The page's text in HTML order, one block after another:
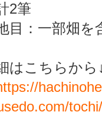
2筆
目：一部畑を
はこちらから